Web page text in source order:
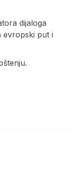
dijaloga
evropski put i